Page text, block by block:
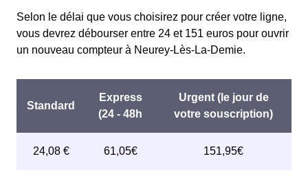
Selon le délai que vous choisirez pour créer votre ligne,
vous devrez débourser entre 24 et 151 euros pour ouvrir
un nouveau compteur à Neurey-Lès-La-Demie.